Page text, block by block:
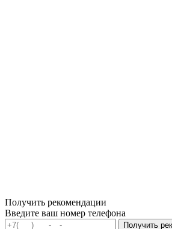
Получить рекомендации
Введите ваш номер телефона
Получить